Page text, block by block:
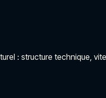
: structure technique,